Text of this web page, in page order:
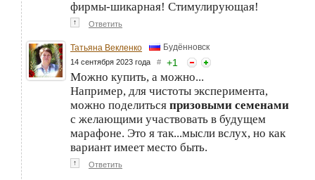
фирмы-шикарная! Стимулирующая!
↑ Ответить
Татьяна Векленко Будённовск
14 сентября 2023 года # +1
Можно купить, а можно...
Например, для чистоты эксперимента,
можно поделиться призовыми семенами
с желающими участвовать в будущем
марафоне. Это я так...мысли вслух, но как
вариант имеет место быть.
↑ Ответить